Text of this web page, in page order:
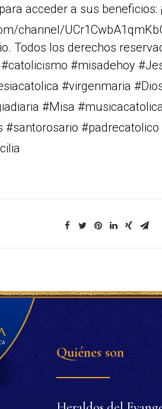
acceder a sus beneficios:
channel/
Todos los derechos
#misadehoy
#virgenmaria
#Misa
#santorosario
Quiénes son